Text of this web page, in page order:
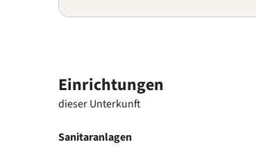
Einrichtungen
dieser Unterkunft
Sanitaranlagen